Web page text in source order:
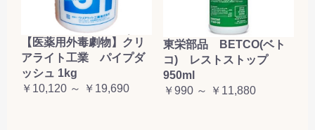
【医薬用外毒劇物】クリ
アライト工業 パイプダ
ッシュ 1kg
￥10,120 ～ ￥19,690
東栄部品 BETCO(ベト
コ) レストストップ
950ml
￥990 ～ ￥11,880